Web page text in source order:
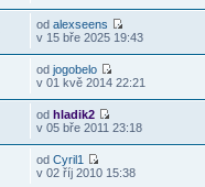
odalexseens
v 15 bře 2025 19:43
odjogobelo
v 01 kvě 2014 22:21
odhladik2
v 05 bře 2011 23:18
odCyril1
v 02 říj 2010 15:38